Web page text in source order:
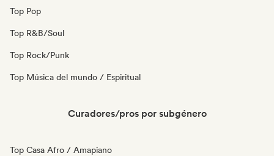
Top Pop
Top R&B/Soul
Top Rock/Punk
Top Música del mundo / Espiritual
Curadores/pros por subgénero
Top Casa Afro / Amapiano